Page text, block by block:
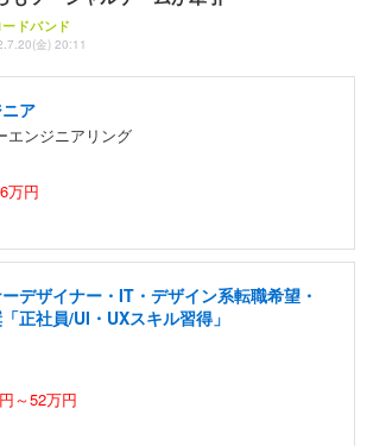
ドバンド
金) 20:11
ア
エンジニアリング
万円
デザイナー・IT・デザイン系転職希望・
正社員/UI・UXスキル習得」
～52万円